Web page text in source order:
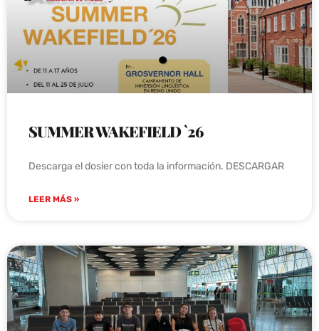
SUMMER WAKEFIELD `26
Descarga el dosier con toda la información. DESCARGAR
LEER MÁS »